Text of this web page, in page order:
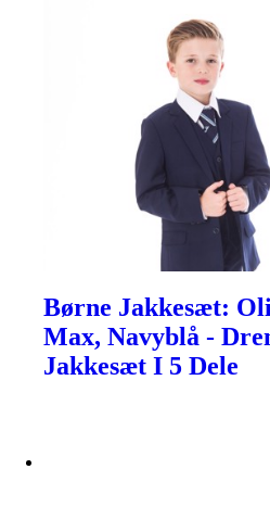
Børne Jakkesæt:
Max, Navyblå -
Jakkesæt I 5 Dele